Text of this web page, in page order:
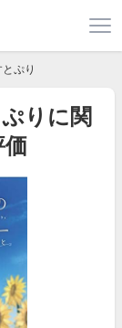
ぷり
りに関
価